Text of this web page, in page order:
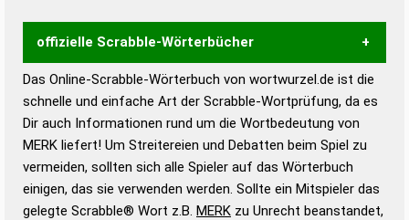
offizielle Scrabble-Wörterbücher
Wortwurzel liefert mit Hilfe eines semantischen
Wortanalyse-Algorithmus gute Anhaltspunkte zu
Wortbedeutung, Worttrennung und Wortform, um die
Gültigkeit eines Wortes für das Scrabble-Spiel zu
bestimmen!
zugelassene Turnier Scrabble-
Wörterbücher sind:
Das Online-Scrabble-Wörterbuch von wortwurzel.de ist die
schnelle und einfache Art der Scrabble-Wortprüfung, da es
Dir auch Informationen rund um die Wortbedeutung von
MERK liefert! Um Streitereien und Debatten beim Spiel zu
vermeiden, sollten sich alle Spieler auf das Wörterbuch
einigen, das sie verwenden werden. Sollte ein Mitspieler das
gelegte Scrabble® Wort z.B. MERK zu Unrecht beanstandet,